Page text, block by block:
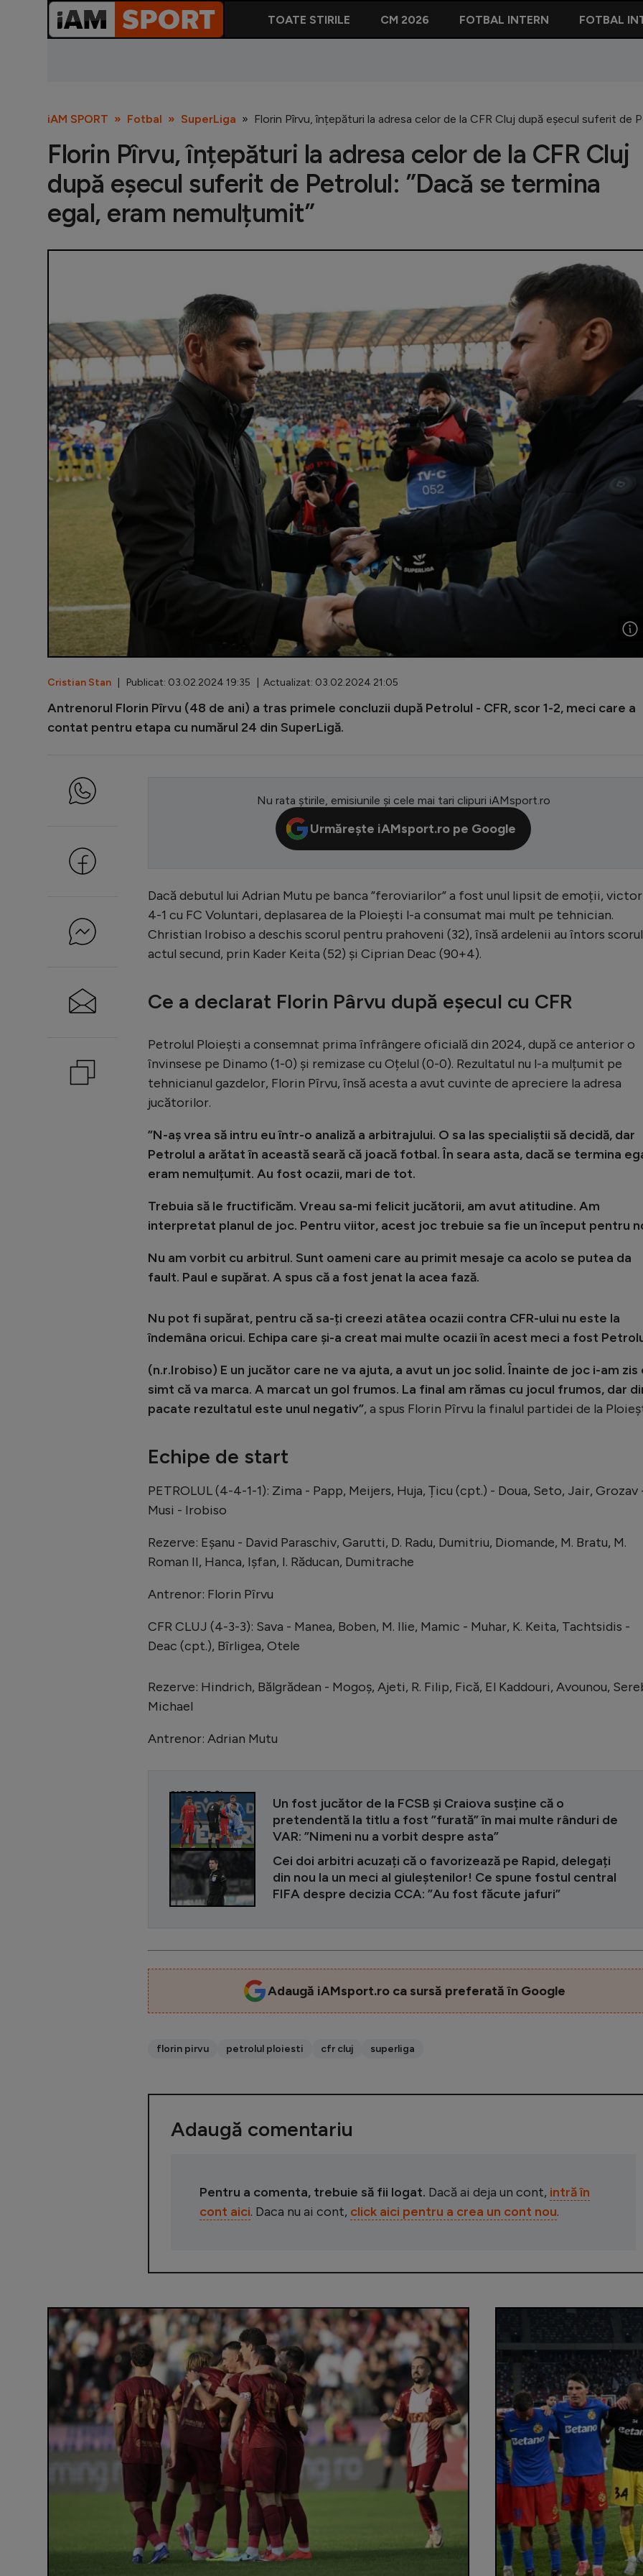
TOATE STIRILE CM 2026 FOTBAL INTERN FOTBAL
iAM SPORT Fotbal SuperLiga Florin Pîrvu, înțepături la adresa celor de la CFR Cluj după eșecul suferit de
Florin Pîrvu, înțepături la adresa celor de la CFR Cluj
după eșecul suferit de Petrolul: ”Dacă se termina
egal, eram nemulțumit”
Cristian Stan | Publicat: 03.02.2024 19:35 | Actualizat: 03.02.2024 21:05
Antrenorul Florin Pîrvu (48 de ani) a tras primele concluzii după Petrolul - CFR, scor 1-2, meci care a
contat pentru etapa cu numărul 24 din SuperLigă.
Nu rata știrile, emisiunile și cele mai tari clipuri iAMsport.ro
Urmărește iAMsport.ro pe Google
Dacă debutul lui Adrian Mutu pe banca ”feroviarilor” a fost unul lipsit de emoții,
4-1 cu FC Voluntari, deplasarea de la Ploiești l-a consumat mai mult pe tehnician.
Christian Irobiso a deschis scorul pentru prahoveni (32), însă ardelenii au întors
actul secund, prin Kader Keita (52) și Ciprian Deac (90+4).
Ce a declarat Florin Pârvu după eșecul cu CFR
Petrolul Ploiești a consemnat prima înfrângere oficială din 2024, după ce anterior o
învinsese pe Dinamo (1-0) și remizase cu Oțelul (0-0). Rezultatul nu l-a mulțumit pe
tehnicianul gazdelor, Florin Pîrvu, însă acesta a avut cuvinte de apreciere la adresa
jucătorilor.
”N-aș vrea să intru eu într-o analiză a arbitrajului. O sa las specialiștii să decidă, dar
Petrolul a arătat în această seară că joacă fotbal. În seara asta, dacă se termina
eram nemulțumit. Au fost ocazii, mari de tot.
Trebuia să le fructificăm. Vreau sa-mi felicit jucătorii, am avut atitudine. Am
interpretat planul de joc. Pentru viitor, acest joc trebuie sa fie un început pentru
Nu am vorbit cu arbitrul. Sunt oameni care au primit mesaje ca acolo se putea da
fault. Paul e supărat. A spus că a fost jenat la acea fază.
Nu pot fi supărat, pentru că sa-ți creezi atâtea ocazii contra CFR-ului nu este la
îndemâna oricui. Echipa care și-a creat mai multe ocazii în acest meci a fost
(n.r.Irobiso) E un jucător care ne va ajuta, a avut un joc solid. Înainte de joc i-am zis
simt că va marca. A marcat un gol frumos. La final am rămas cu jocul frumos, dar
pacate rezultatul este unul negativ”, a spus Florin Pîrvu la finalul partidei de la
Echipe de start
PETROLUL (4-4-1-1): Zima - Papp, Meijers, Huja, Țicu (cpt.) - Doua, Seto, Jair, Grozav
Musi - Irobiso
Rezerve: Eșanu - David Paraschiv, Garutti, D. Radu, Dumitriu, Diomande, M. Bratu, M.
Roman II, Hanca, Ișfan, I. Răducan, Dumitrache
Antrenor: Florin Pîrvu
CFR CLUJ (4-3-3): Sava - Manea, Boben, M. Ilie, Mamic - Muhar, K. Keita, Tachtsidis -
Deac (cpt.), Bîrligea, Otele
Rezerve: Hindrich, Bălgrădean - Mogoș, Ajeti, R. Filip, Fică, El Kaddouri, Avounou,
Michael
Antrenor: Adrian Mutu
CITEȘTE ȘI
Un fost jucător de la FCSB și Craiova susține că o
pretendentă la titlu a fost ”furată” în mai multe rânduri de
VAR: ”Nimeni nu a vorbit despre asta”
Cei doi arbitri acuzați că o favorizează pe Rapid, delegați
din nou la un meci al giuleștenilor! Ce spune fostul central
FIFA despre decizia CCA: ”Au fost făcute jafuri”
Adaugă iAMsport.ro ca sursă preferată în Google
florin pirvu petrolul ploiesti cfr cluj superliga
Adaugă comentariu
Pentru a comenta, trebuie să fii logat. Dacă ai deja un cont, intră în
cont aici. Daca nu ai cont, click aici pentru a crea un cont nou.